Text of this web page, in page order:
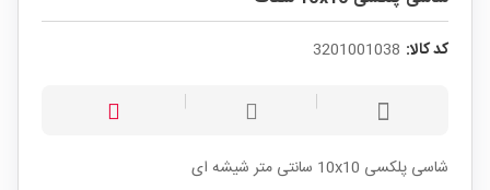
کد کالا: 3201001038
شاسی پلکسی 10x10 سانتی متر شیشه ای